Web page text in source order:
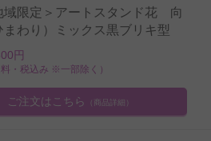
域限定＞アートスタンド花 向
まわり）ミックス黒ブリキ型
円
料・税込み ※一部除く）
ご注文はこちら （商品詳細）